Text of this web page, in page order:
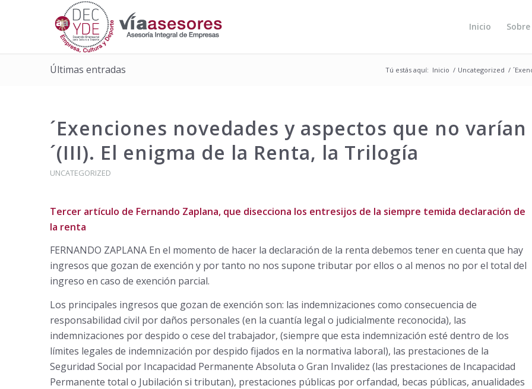
Inicio
Últimas entradas Tú estás aquí: Inicio / Uncategorized /
´Exenciones novedades y aspectos que no varían
´(III). El enigma de la Renta, la Trilogía
UNCATEGORIZED
Tercer artículo de Fernando Zaplana, que disecciona los entresijos de la siempre temida declaración de
la renta
FERNANDO ZAPLANA En el momento de hacer la declaración de la renta debemos tener en cuenta que hay
ingresos que gozan de exención y por tanto no nos supone tributar por ellos o al menos no por el total del
ingreso en caso de exención parcial.
Los principales ingresos que gozan de exención son: las indemnizaciones como consecuencia de
responsabilidad civil por daños personales (en la cuantía legal o judicialmente reconocida), las
indemnizaciones por despido o cese del trabajador, (siempre que esta indemnización esté dentro de los
límites legales de indemnización por despido fijados en la normativa laboral), las prestaciones de la
Seguridad Social por Incapacidad Permanente Absoluta o Gran Invalidez (las prestaciones de Incapacidad
Permanente total o Jubilación si tributan), prestaciones públicas por orfandad, becas públicas, anualidades